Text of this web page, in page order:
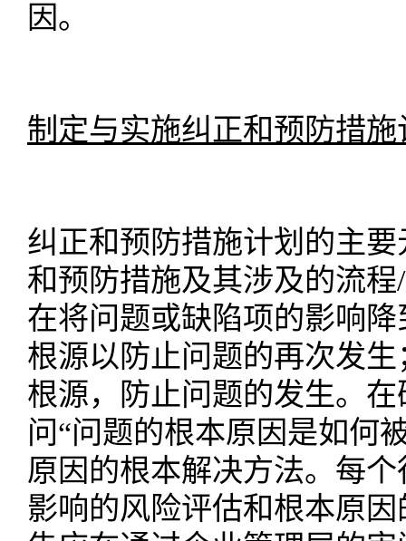
因。
制定与实施纠正和预防措施
纠正和预防措施计划的主
和预防措施及其涉及的流程
在将问题或缺陷项的影响
根源以防止问题的再次发生
根源，防止问题的发生。在
问“问题的根本原因是如何
原因的根本解决方法。每
影响的风险评估和根本原